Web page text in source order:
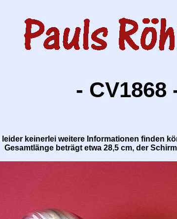
- CV1868
keinerlei weitere Informationen finden
Gesamtlänge beträgt etwa 28,5 cm, der